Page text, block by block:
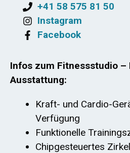
+41 58 575 81 50
Instagram
Facebook
Infos zum Fitnessstudio –
Ausstattung:
Kraft- und Cardio-
Verfügung
Funktionelle
Chipgesteuertes